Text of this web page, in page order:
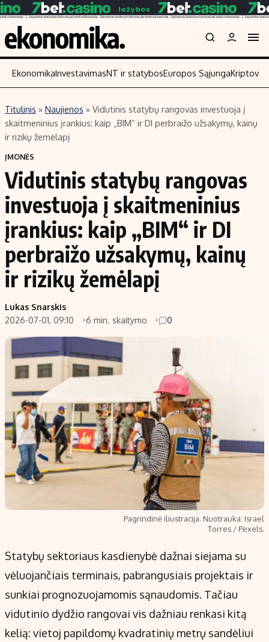
Turinys
Naujienos
Aplinka
Verslas
Energetika
Politika
NT ir statybos
Skaitykite
Žemės ūkis
Technologijos
Populiarios temos
Investavimas
Akcijų rinka
Saulės elektrinės
Kriptovaliutos
Infliacija
Migracija
Titulinis
Nedarbo išmokos skaičiuoklė
Indėlių skaičiuoklė
Būsto finansai
Įdomios naujienos
Redakcija
Apie mus
Redakcijos politika
Privatumo politika
Regionų naujienos
Indėlių palūkanos
EkonomikaInvestavimasNT ir statybosEuropos Sąjunga
Titulinis » Naujienos » Vidutinis statybų rangovas investuoja į
skaitmeninius įrankius: kaip „BIM“ ir DI perbraižo užsakymų, kainų
ir rizikų žemėlapį
ĮMONĖS
Vidutinis statybų rangovas
investuoja į skaitmeninius
įrankius: kaip „BIM“ ir DI
perbraižo užsakymų, kainų
ir rizikų žemėlapį
Lukas Snarskis
2026-07-01, 09:10
6 min. skaitymo 0
Pagrindinė iliustracija. Nuotrauka: Israel
Torres / Pexels.
Statybų sektoriaus kasdienybė dažnai siejama su
vėluojančiais terminais, pabrangusiais projektais ir
sunkiai prognozuojamomis sąnaudomis. Tačiau
vidutinio dydžio rangovai vis dažniau renkasi kitą
kelią: vietoj papildomų kvadratinių metrų sandėliui